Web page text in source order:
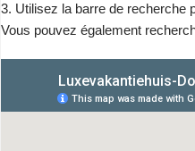
3. Utilisez la barre de recherche
Vous pouvez également